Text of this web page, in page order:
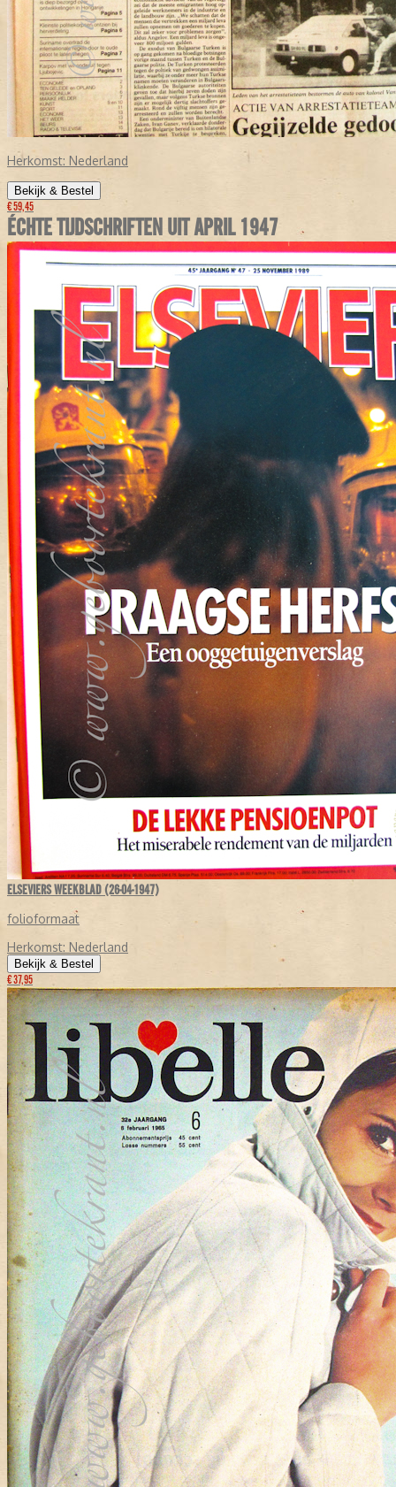
Herkomst: Nederland
Bekijk & Bestel
€ 59,45
ÉCHTE TIJDSCHRIFTEN UIT APRIL 1947
ELSEVIERS WEEKBLAD (26-04-1947)
folioformaat
Herkomst: Nederland
Bekijk & Bestel
€ 37,95